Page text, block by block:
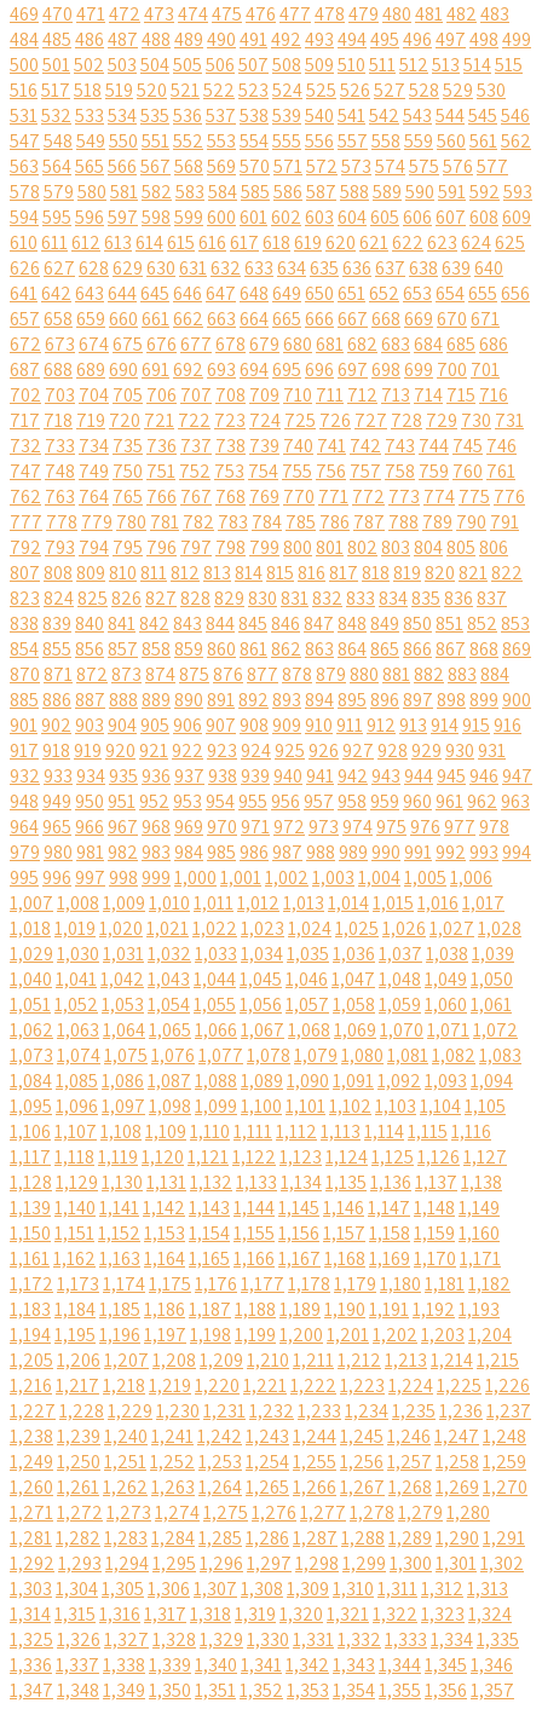
469470471472473474475476477478479480481482483
484485486487488489490491492493494495496497498499
500501502503504505506507508509510511512513514515
516517518519520521522523524525526527528529530
531532533534535536537538539540541542543544545546
547548549550551552553554555556557558559560561562
563564565566567568569570571572573574575576577
578579580581582583584585586587588589590591592593
594595596597598599600601602603604605606607608609
610611612613614615616617618619620621622623624625
626627628629630631632633634635636637638639640
641642643644645646647648649650651652653654655656
657658659660661662663664665666667668669670671
672673674675676677678679680681682683684685686
687688689690691692693694695696697698699 700 701
702 703 704705 706 707 708 709 710 711712 713 714715 716
717 718 719 720 721722 723 724725 726 727 728 729 730 731
732 733 734735 736 737 738 739 740 741742 743 744745 746
747 748 749 750 751752 753 754755 756 757 758 759 760 761
762 763 764765 766 767 768 769 770 771772 773 774775 776
777 778 779 780 781782 783 784785 786 787 788 789 790 791
792 793 794795 796 797 798 799800801802803804805806
807808809810811812813814815816817818819820821822
823824825826827828829830831832833834835836837
838839840841842843844845846847848849850851852853
854855856857858859860861862863864865866867868869
870871872873874875876877878879880881882883884
885886887888889890891892893894895896897898899900
901902903904905906907908909910911912913914915916
917918919920921922923924925926927928929930931
932933934935936937938939940941942943944945946947
948949950951952953954955956957958959960961962963
964965966967968969970971972973974975976977978
979980981982983984985986987988989990991992993994
9959969979989991,0001,0011,0021,0031,0041,0051,006
1,0071,0081,0091,0101,0111,0121,0131,0141,0151,0161,017
1,0181,0191,0201,0211,0221,0231,0241,0251,0261,0271,028
1,0291,0301,0311,0321,0331,0341,0351,0361,0371,0381,039
1,0401,0411,0421,0431,0441,0451,0461,0471,0481,0491,050
1,0511,0521,0531,0541,0551,0561,0571,0581,0591,0601,061
1,0621,0631,0641,0651,0661,0671,0681,0691,0701,0711,072
1,0731,0741,0751,0761,0771,0781,0791,0801,0811,0821,083
1,0841,0851,0861,0871,0881,0891,0901,0911,0921,0931,094
1,0951,0961,0971,0981,0991,1001,1011,1021,1031,1041,105
1,1061,1071,1081,1091,1101,1111,1121,1131,1141,1151,116
1,1171,1181,1191,1201,1211,1221,1231,1241,1251,1261,127
1,1281,1291,1301,1311,1321,1331,1341,1351,1361,1371,138
1,1391,1401,1411,1421,1431,1441,1451,1461,1471,1481,149
1,1501,1511,1521,1531,1541,1551,1561,1571,1581,1591,160
1,1611,1621,1631,1641,1651,1661,1671,1681,1691,1701,171
1,1721,1731,1741,1751,1761,1771,1781,1791,1801,1811,182
1,1831,1841,1851,1861,1871,1881,1891,1901,1911,1921,193
1,1941,1951,1961,1971,1981,1991,2001,2011,2021,2031,204
1,2051,2061,2071,2081,2091,2101,2111,2121,2131,2141,215
1,2161,2171,2181,2191,2201,2211,2221,2231,2241,2251,226
1,2271,2281,2291,2301,2311,2321,2331,2341,2351,2361,237
1,2381,2391,2401,2411,2421,2431,2441,2451,2461,2471,248
1,2491,2501,2511,2521,2531,2541,2551,2561,2571,2581,259
1,2601,2611,2621,2631,2641,2651,2661,2671,2681,2691,270
1,2711,2721,2731,2741,2751,2761,2771,2781,2791,280
1,2811,2821,2831,2841,2851,2861,2871,2881,2891,2901,291
1,2921,2931,2941,2951,2961,2971,2981,2991,3001,3011,302
1,3031,3041,3051,3061,3071,3081,3091,3101,3111,3121,313
1,3141,3151,3161,3171,3181,3191,3201,3211,3221,3231,324
1,3251,3261,3271,3281,3291,3301,3311,3321,3331,3341,335
1,3361,3371,3381,3391,3401,3411,3421,3431,3441,3451,346
1,3471,3481,3491,3501,3511,3521,3531,3541,3551,3561,357